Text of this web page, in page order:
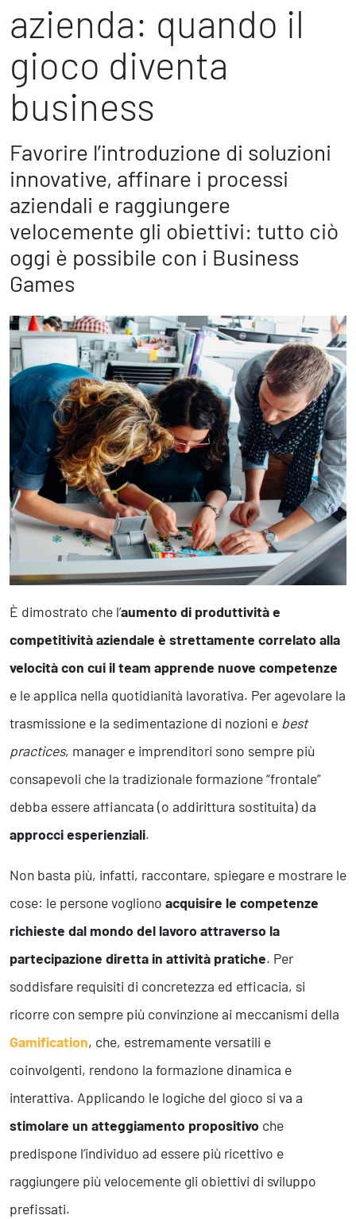
Finanza Strategica
231 Gestione Rischi
Future
Innovazione
Sostenibilità
Collaborative Design
Social Impacts
Europe
Digital
Modern Infrastructure
Remote Working & Video e Audio Conferencing
Sicurezza & Conformità
Business Intelligence, Analitiche e Intelligenza Artificiale
Sviluppo App
Operation
Smart Working
Efficientamento Aziendale
Project Management
Finanza & Gestione Economica
Risk Management
Sistemi di Gestione
Safety
Sicurezza sul Lavoro
Assistenza Ambientale
Cyber Security
azienda: quando il
gioco diventa
business
Favorire l’introduzione di soluzioni
innovative, affinare i processi
aziendali e raggiungere
velocemente gli obiettivi: tutto ciò
oggi è possibile con i Business
Games
È dimostrato che l’aumento di produttività e
competitività aziendale è strettamente correlato alla
velocità con cui il team apprende nuove competenze
e le applica nella quotidianità lavorativa. Per agevolare la
trasmissione e la sedimentazione di nozioni e best
practices, manager e imprenditori sono sempre più
consapevoli che la tradizionale formazione “frontale”
debba essere affiancata (o addirittura sostituita) da
approcci esperienziali.
Non basta più, infatti, raccontare, spiegare e mostrare le
cose: le persone vogliono acquisire le competenze
richieste dal mondo del lavoro attraverso la
partecipazione diretta in attività pratiche. Per
soddisfare requisiti di concretezza ed efficacia, si
ricorre con sempre più convinzione ai meccanismi della
Gamification, che, estremamente versatili e
coinvolgenti, rendono la formazione dinamica e
interattiva. Applicando le logiche del gioco si va a
stimolare un atteggiamento propositivo che
predispone l’individuo ad essere più ricettivo e
raggiungere più velocemente gli obiettivi di sviluppo
prefissati.